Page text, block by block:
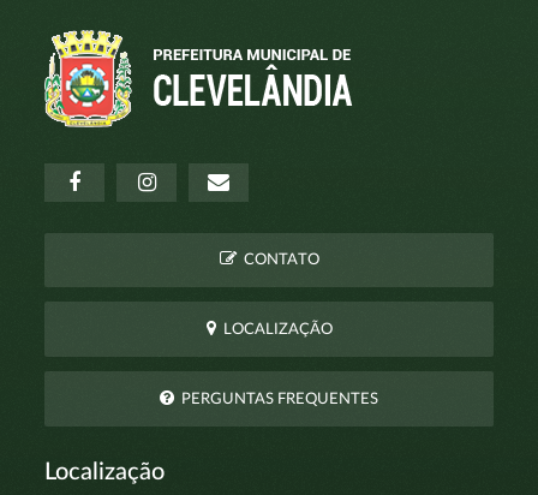
CONTATO
LOCALIZAÇÃO
PERGUNTAS FREQUENTES
Localização